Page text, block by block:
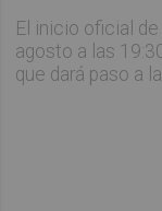
El inicio oficial
agosto a las
que dará paso a